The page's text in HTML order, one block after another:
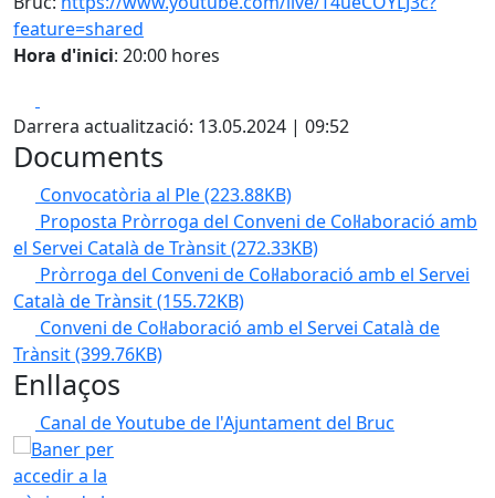
feature=shared
Hora d'inici: 20:00 hores
Darrera actualització: 13.05.2024 | 09:52
Documents
Convocatòria al Ple(223.88KB)
Proposta Pròrroga del Conveni de Col·laboració amb
el Servei Català de Trànsit(272.33KB)
Pròrroga del Conveni de Col·laboració amb el Servei
Català de Trànsit(155.72KB)
Conveni de Col·laboració amb el Servei Català de
Trànsit(399.76KB)
Enllaços
Canal de Youtube de l'Ajuntament del Bruc